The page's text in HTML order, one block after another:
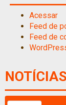
Acessar
Feed de
Feed de